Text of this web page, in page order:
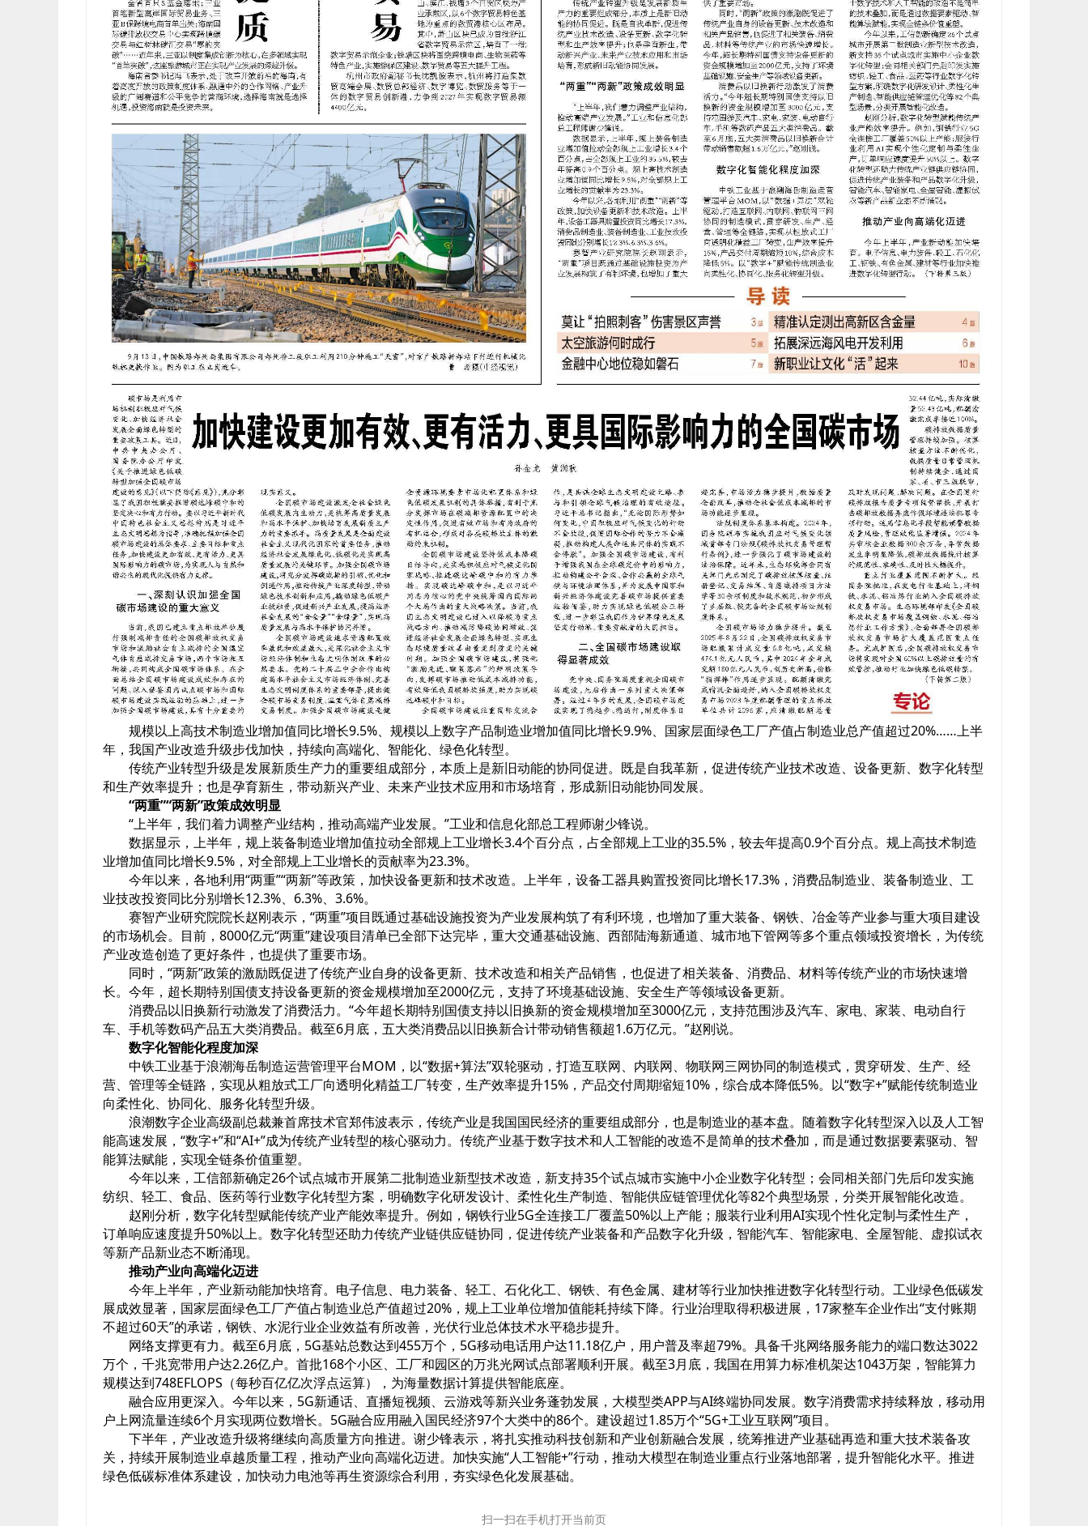
规模以上高技术制造业增加值同比增长9.5%、规模以上数字产品制造业增加值同比增长9.9%、国家层面绿色工厂产值占制造业总产值超过20%……上半
年，我国产业改造升级步伐加快，持续向高端化、智能化、绿色化转型。
传统产业转型升级是发展新质生产力的重要组成部分，本质上是新旧动能的协同促进。既是自我革新，促进传统产业技术改造、设备更新、数字化转型
和生产效率提升；也是孕育新生，带动新兴产业、未来产业技术应用和市场培育，形成新旧动能协同发展。
“两重”“两新”政策成效明显
“上半年，我们着力调整产业结构，推动高端产业发展。”工业和信息化部总工程师谢少锋说。
数据显示，上半年，规上装备制造业增加值拉动全部规上工业增长3.4个百分点，占全部规上工业的35.5%，较去年提高0.9个百分点。规上高技术制造
业增加值同比增长9.5%，对全部规上工业增长的贡献率为23.3%。
今年以来，各地利用“两重”“两新”等政策，加快设备更新和技术改造。上半年，设备工器具购置投资同比增长17.3%，消费品制造业、装备制造业、工
业技改投资同比分别增长12.3%、6.3%、3.6%。
赛智产业研究院院长赵刚表示，“两重”项目既通过基础设施投资为产业发展构筑了有利环境，也增加了重大装备、钢铁、冶金等产业参与重大项目建设
的市场机会。目前，8000亿元“两重”建设项目清单已全部下达完毕，重大交通基础设施、西部陆海新通道、城市地下管网等多个重点领域投资增长，为传统
产业改造创造了更好条件，也提供了重要市场。
同时，“两新”政策的激励既促进了传统产业自身的设备更新、技术改造和相关产品销售，也促进了相关装备、消费品、材料等传统产业的市场快速增
长。今年，超长期特别国债支持设备更新的资金规模增加至2000亿元，支持了环境基础设施、安全生产等领域设备更新。
消费品以旧换新行动激发了消费活力。“今年超长期特别国债支持以旧换新的资金规模增加至3000亿元，支持范围涉及汽车、家电、家装、电动自行
车、手机等数码产品五大类消费品。截至6月底，五大类消费品以旧换新合计带动销售额超1.6万亿元。”赵刚说。
数字化智能化程度加深
中铁工业基于浪潮海岳制造运营管理平台MOM，以“数据+算法”双轮驱动，打造互联网、内联网、物联网三网协同的制造模式，贯穿研发、生产、经
营、管理等全链路，实现从粗放式工厂向透明化精益工厂转变，生产效率提升15%，产品交付周期缩短10%，综合成本降低5%。以“数字+”赋能传统制造业
向柔性化、协同化、服务化转型升级。
浪潮数字企业高级副总裁兼首席技术官郑伟波表示，传统产业是我国国民经济的重要组成部分，也是制造业的基本盘。随着数字化转型深入以及人工智
能高速发展，“数字+”和“AI+”成为传统产业转型的核心驱动力。传统产业基于数字技术和人工智能的改造不是简单的技术叠加，而是通过数据要素驱动、智
能算法赋能，实现全链条价值重塑。
今年以来，工信部新确定26个试点城市开展第二批制造业新型技术改造，新支持35个试点城市实施中小企业数字化转型；会同相关部门先后印发实施
纺织、轻工、食品、医药等行业数字化转型方案，明确数字化研发设计、柔性化生产制造、智能供应链管理优化等82个典型场景，分类开展智能化改造。
赵刚分析，数字化转型赋能传统产业产能效率提升。例如，钢铁行业5G全连接工厂覆盖50%以上产能；服装行业利用AI实现个性化定制与柔性生产，
订单响应速度提升50%以上。数字化转型还助力传统产业链供应链协同，促进传统产业装备和产品数字化升级，智能汽车、智能家电、全屋智能、虚拟试衣
等新产品新业态不断涌现。
推动产业向高端化迈进
今年上半年，产业新动能加快培育。电子信息、电力装备、轻工、石化化工、钢铁、有色金属、建材等行业加快推进数字化转型行动。工业绿色低碳发
展成效显著，国家层面绿色工厂产值占制造业总产值超过20%，规上工业单位增加值能耗持续下降。行业治理取得积极进展，17家整车企业作出“支付账期
不超过60天”的承诺，钢铁、水泥行业企业效益有所改善，光伏行业总体技术水平稳步提升。
网络支撑更有力。截至6月底，5G基站总数达到455万个，5G移动电话用户达11.18亿户，用户普及率超79%。具备千兆网络服务能力的端口数达3022
万个，千兆宽带用户达2.26亿户。首批168个小区、工厂和园区的万兆光网试点部署顺利开展。截至3月底，我国在用算力标准机架达1043万架，智能算力
规模达到748EFLOPS（每秒百亿亿次浮点运算），为海量数据计算提供智能底座。
融合应用更深入。今年以来，5G新通话、直播短视频、云游戏等新兴业务蓬勃发展，大模型类APP与AI终端协同发展。数字消费需求持续释放，移动用
户上网流量连续6个月实现两位数增长。5G融合应用融入国民经济97个大类中的86个。建设超过1.85万个“5G+工业互联网”项目。
下半年，产业改造升级将继续向高质量方向推进。谢少锋表示，将扎实推动科技创新和产业创新融合发展，统筹推进产业基础再造和重大技术装备攻
关，持续开展制造业卓越质量工程，推动产业向高端化迈进。加快实施“人工智能+”行动，推动大模型在制造业重点行业落地部署，提升智能化水平。推进
绿色低碳标准体系建设，加快动力电池等再生资源综合利用，夯实绿色化发展基础。
扫一扫在手机打开当前页